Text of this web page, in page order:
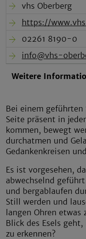
vhs Oberberg
https://
02261 8190-0
info@vhs-
Weitere
Bei einem geführten
Seite präsent in
kommen, bewegt
durchatmen und
Gedankenkreisen
Es ist vorgesehen,
abwechselnd
und bergablaufen
Still werden und
langen Ohren etwas
Blick des Esels
zu erkennen?